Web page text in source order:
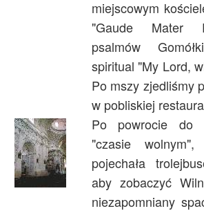
miejscowym
"Gaude Mater
psalmów
spiritual "My Lord,
Po mszy zjedliśmy
w pobliskiej
Po powrocie do
"czasie
pojechała
aby zobaczyć
niezapomniany